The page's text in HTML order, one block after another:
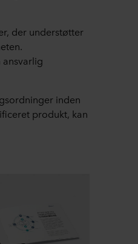
der understøtter
inden
produkt, kan